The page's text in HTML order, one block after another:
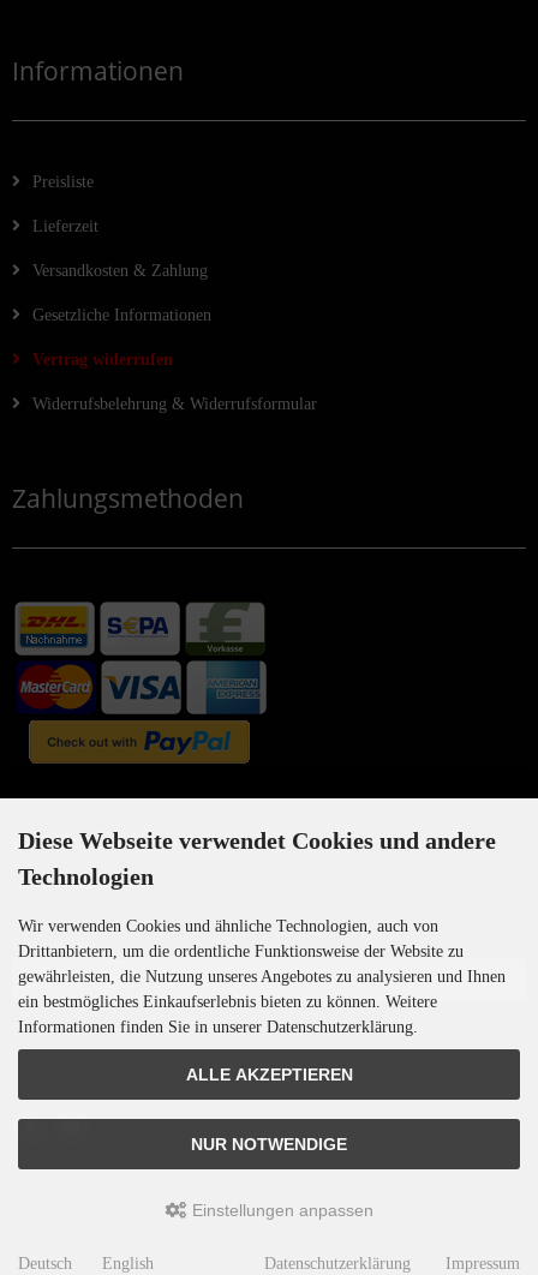
Informationen
Preisliste
Lieferzeit
Versandkosten & Zahlung
Gesetzliche Informationen
Vertrag widerrufen
Widerrufsbelehrung & Widerrufsformular
Zahlungsmethoden
Newsletter-Anmeldung
E-Mail-Adresse:
Der Newsletter kann jederzeit hier oder in Ihrem Kundenkonto abbestellt werden.
Motoren-Israel © 2026 | Template © 2009-2026 bymodified eCommerce Shopsoftware
mod ified eCommerce Shopsoftware © 2009-2026
Diese Webseite verwendet Cookies und andere
Technologien
Wir verwenden Cookies und ähnliche Technologien, auch von
Drittanbietern, um die ordentliche Funktionsweise der Website zu
gewährleisten, die Nutzung unseres Angebotes zu analysieren und Ihnen
ein bestmögliches Einkaufserlebnis bieten zu können. Weitere
Informationen finden Sie in unserer Datenschutzerklärung.
ALLE AKZEPTIEREN
NUR NOTWENDIGE
Einstellungen anpassen
Deutsch English Datenschutzerklärung Impressum